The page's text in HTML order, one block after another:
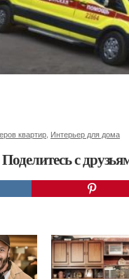
квартир, Интерьер для дома
с